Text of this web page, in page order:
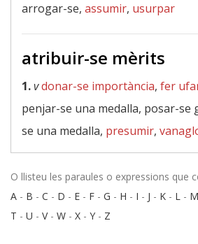
arrogar-se, assumir, usurpar
atribuir-se mèrits
1.vdonar-se importància, fer
penjar-se una medalla, posar-se
se una medalla, presumir,
O llisteu les paraules o expressions que
A - B - C - D - E - F - G - H - I - J - K - L - M
T - U - V- W - X - Y - Z